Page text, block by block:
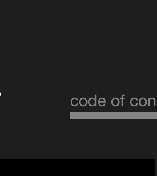
code of